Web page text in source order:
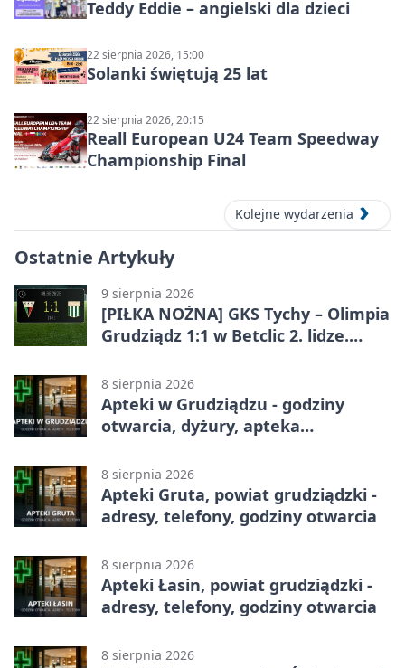
Teddy Eddie – angielski dla dzieci
22 sierpnia 2026, 15:00
Solanki świętują 25 lat
22 sierpnia 2026, 20:15
Reall European U24 Team Speedway
Championship Final
Kolejne wydarzenia
Ostatnie Artykuły
9 sierpnia 2026
[PIŁKA NOŻNA] GKS Tychy – Olimpia
Grudziądz 1:1 w Betclic 2. lidze.
8 sierpnia 2026
Apteki w Grudziądzu - godziny
otwarcia, dyżury, apteka
8 sierpnia 2026
Apteki Gruta, powiat grudziądzki -
adresy, telefony, godziny otwarcia
8 sierpnia 2026
Apteki Łasin, powiat grudziądzki -
adresy, telefony, godziny otwarcia
8 sierpnia 2026